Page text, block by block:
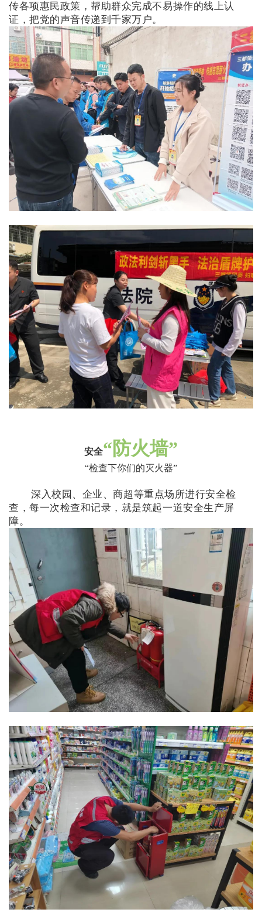
传各项惠民政策，帮助群众完成不易操作的线上认
证，把党的声音传递到千家万户。
安全“防火墙”
“检查下你们的灭火器”
深入校园、企业、商超等重点场所进行安全检
查，每一次检查和记录，就是筑起一道安全生产屏
障。